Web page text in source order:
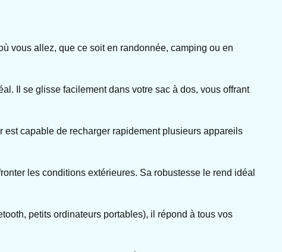
vous allez, que ce soit en randonnée, camping ou en
Il se glisse facilement dans votre sac à dos, vous offrant
capable de recharger rapidement plusieurs appareils
les conditions extérieures. Sa robustesse le rend idéal
petits ordinateurs portables), il répond à tous vos